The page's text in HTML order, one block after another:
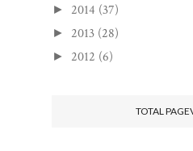
► 2014 (37)
► 2013 (28)
► 2012 (6)
TOTAL